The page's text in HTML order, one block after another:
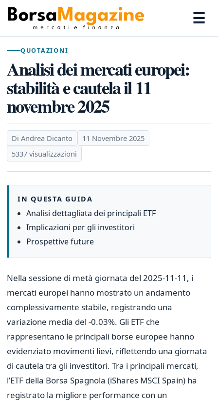
☰
QUOTAZIONI
Analisi dei mercati europei:
stabilità e cautela il 11
novembre 2025
Di Andrea Dicanto
11 Novembre 2025
5337 visualizzazioni
IN QUESTA GUIDA
Analisi dettagliata dei principali ETF
Implicazioni per gli investitori
Prospettive future
Nella sessione di metà giornata del 2025-11-11, i
mercati europei hanno mostrato un andamento
complessivamente stabile, registrando una
variazione media del -0.03%. Gli ETF che
rappresentano le principali borse europee hanno
evidenziato movimenti lievi, riflettendo una giornata
di cautela tra gli investitori. Tra i principali mercati,
l’ETF della Borsa Spagnola (iShares MSCI Spain) ha
registrato la migliore performance con un